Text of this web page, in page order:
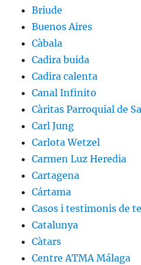
Briude
Buenos Aires
Càbala
Cadira buida
Cadira calenta
Canal Infinito
Càritas Parroquial de
Carl Jung
Carlota Wetzel
Carmen Luz Heredia
Cartagena
Cártama
Casos i testimonis de
Catalunya
Càtars
Centre ATMA Málaga